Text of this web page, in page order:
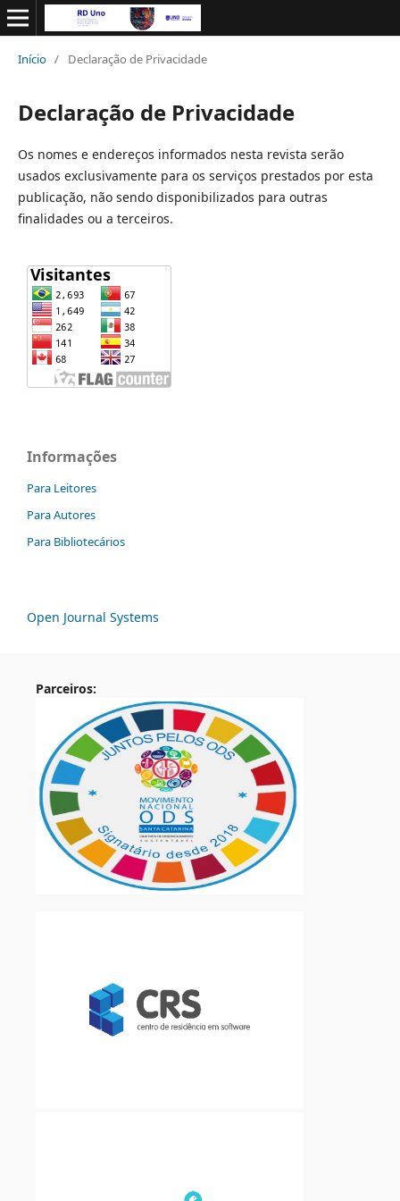
Início / Declaração de Privacidade
Declaração de Privacidade
Os nomes e endereços informados nesta revista serão
usados exclusivamente para os serviços prestados por esta
publicação, não sendo disponibilizados para outras
finalidades ou a terceiros.
Informações
Para Leitores
Para Autores
Para Bibliotecários
Open Journal Systems
Parceiros: